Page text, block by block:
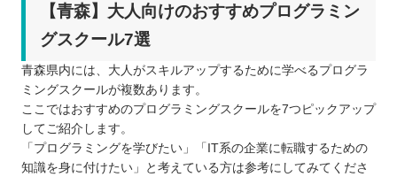
【青森】大人向けのおすすめプログラミン
グスクール7選
青森県内には、大人がスキルアップするために学べるプログラ
ミングスクールが複数あります。
ここではおすすめのプログラミングスクールを7つピックアップ
してご紹介します。
「プログラミングを学びたい」「IT系の企業に転職するための
知識を身に付けたい」と考えている方は参考にしてみてくださ